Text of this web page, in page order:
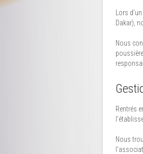
Lors
Dakar),
Nous
Rentrés
Nous